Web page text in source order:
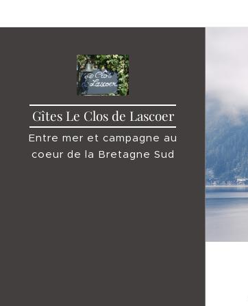
Gîtes Le Clos de Lascoer
Entre mer et campagne au
coeur de la Bretagne Sud